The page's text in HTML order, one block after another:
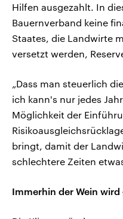
Hilfen ausgezahlt. In
Bauernverband keine
Staates, die Landwirte
versetzt werden,
„Dass man steuerlich
ich kann's nur jedes
Möglichkeit der
bringt, damit der
schlechtere Zeiten
Immerhin der Wein wird